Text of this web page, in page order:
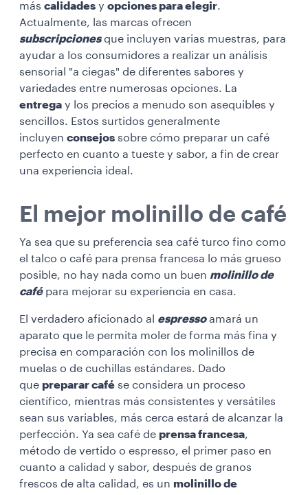
más calidades y opciones para elegir.
Actualmente, las marcas ofrecen
subscripcionesque incluyen varias muestras, para
ayudar a los consumidores a realizar un análisis
sensorial "a ciegas" de diferentes sabores y
variedades entre numerosas opciones. La
entrega y los precios a menudo son asequibles y
sencillos. Estos surtidos generalmente
incluyen consejos sobre cómo preparar un café
perfecto en cuanto a tueste y sabor, a fin de crear
una experiencia ideal.
El mejor molinillo de café
Ya sea que su preferencia sea café turco fino como
el talco o café para prensa francesa lo más grueso
posible, no hay nada como un buen molinillo de
cafépara mejorar su experiencia en casa.
El verdadero aficionado al espressoamará un
aparato que le permita moler de forma más fina y
precisa en comparación con los molinillos de
muelas o de cuchillas estándares. Dado
que preparar café se considera un proceso
científico, mientras más consistentes y versátiles
sean sus variables, más cerca estará de alcanzar la
perfección. Ya sea café de prensa francesa,
método de vertido o espresso, el primer paso en
cuanto a calidad y sabor, después de granos
frescos de alta calidad, es un molinillo de